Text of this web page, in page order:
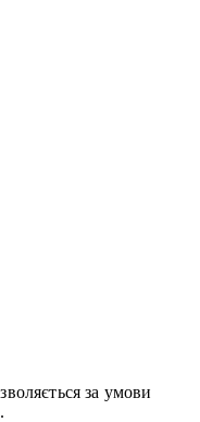
за умови
.